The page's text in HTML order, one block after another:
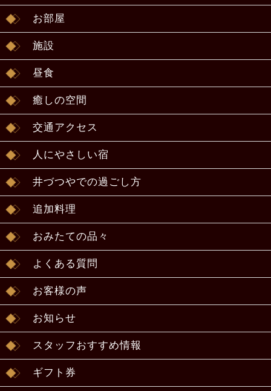
お部屋
施設
昼食
癒しの空間
交通アクセス
人にやさしい宿
井づつやでの過ごし方
追加料理
おみたての品々
よくある質問
お客様の声
お知らせ
スタッフおすすめ情報
ギフト券